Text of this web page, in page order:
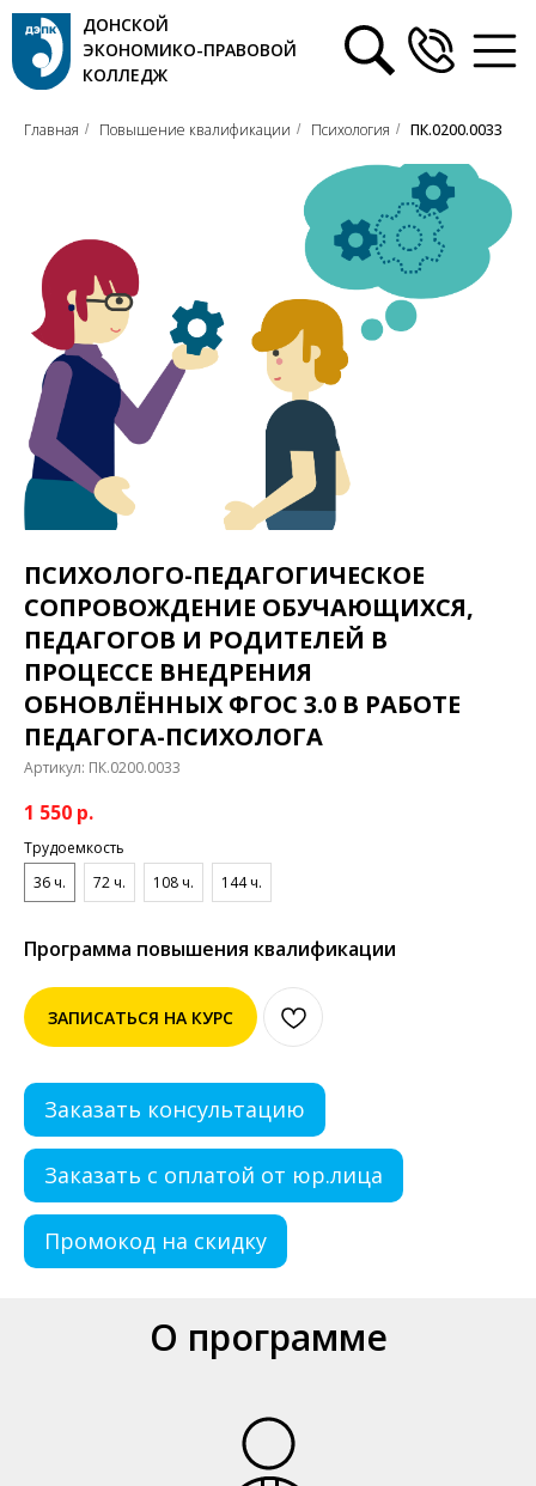
ДОНСКОЙ
ЭКОНОМИКО-ПРАВОВОЙ
КОЛЛЕДЖ
Главная / Повышение квалификации / Психология / ПК.0200.0033
ПСИХОЛОГО-ПЕДАГОГИЧЕСКОЕ
СОПРОВОЖДЕНИЕ ОБУЧАЮЩИХСЯ,
ПЕДАГОГОВ И РОДИТЕЛЕЙ В
ПРОЦЕССЕ ВНЕДРЕНИЯ
ОБНОВЛЁННЫХ ФГОС 3.0 В РАБОТЕ
ПЕДАГОГА-ПСИХОЛОГА
Артикул: ПК.0200.0033
1 550 р.
Трудоемкость
36 ч.
72 ч. 108 ч. 144 ч.
Программа повышения квалификации
ЗАПИСАТЬСЯ НА КУРС
Заказать консультацию
Заказать с оплатой от юр.лица
Промокод на скидку
О программе